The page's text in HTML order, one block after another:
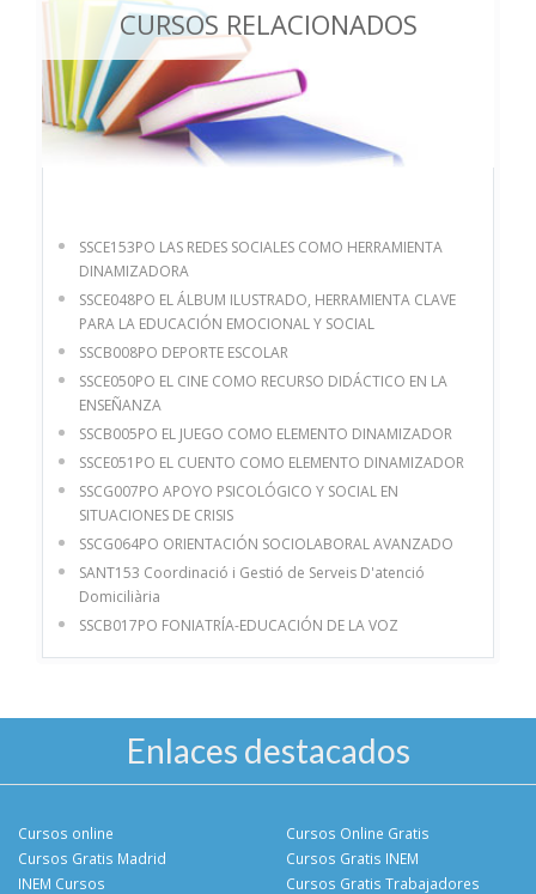
CURSOS RELACIONADOS
SSCE153PO LAS REDES SOCIALES COMO HERRAMIENTA
DINAMIZADORA
SSCE048PO EL ÁLBUM ILUSTRADO, HERRAMIENTA CLAVE
PARA LA EDUCACIÓN EMOCIONAL Y SOCIAL
SSCB008PO DEPORTE ESCOLAR
SSCE050PO EL CINE COMO RECURSO DIDÁCTICO EN LA
ENSEÑANZA
SSCB005PO EL JUEGO COMO ELEMENTO DINAMIZADOR
SSCE051PO EL CUENTO COMO ELEMENTO DINAMIZADOR
SSCG007PO APOYO PSICOLÓGICO Y SOCIAL EN
SITUACIONES DE CRISIS
SSCG064PO ORIENTACIÓN SOCIOLABORAL AVANZADO
SANT153 Coordinació i Gestió de Serveis D'atenció
Domiciliària
SSCB017PO FONIATRÍA-EDUCACIÓN DE LA VOZ
Enlaces destacados
Cursos online
Cursos Gratis Madrid
INEM Cursos
Cursos Online Gratis
Cursos Gratis INEM
Cursos Gratis Trabajadores